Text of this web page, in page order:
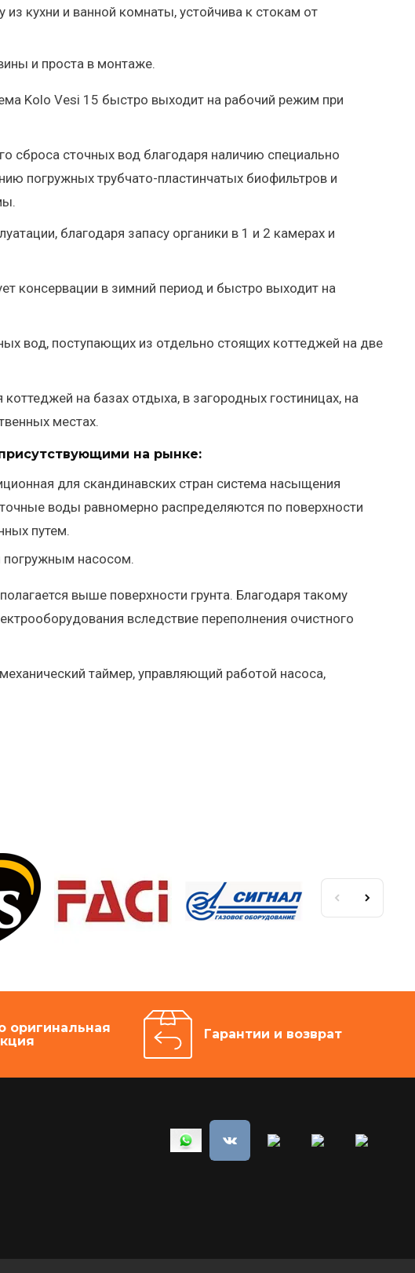
кухни и ванной комнаты, устойчива к стокам от
и проста в монтаже.
Kolo Vesi 15 быстро выходит на рабочий режим при
сброса сточных вод благодаря наличию специально
погружных трубчато-пластинчатых биофильтров и
благодаря запасу органики в 1 и 2 камерах и
консервации в зимний период и быстро выходит на
вод, поступающих из отдельно стоящих коттеджей на две
на базах отдыха, в загородных гостиницах, на
местах.
на рынке:
для скандинавских стран система насыщения
воды равномерно распределяются по поверхности
путем.
погружным насосом.
выше поверхности грунта. Благодаря такому
вследствие переполнения очистного
таймер, управляющий работой насоса,
оригинальная
Гарантии и возврат